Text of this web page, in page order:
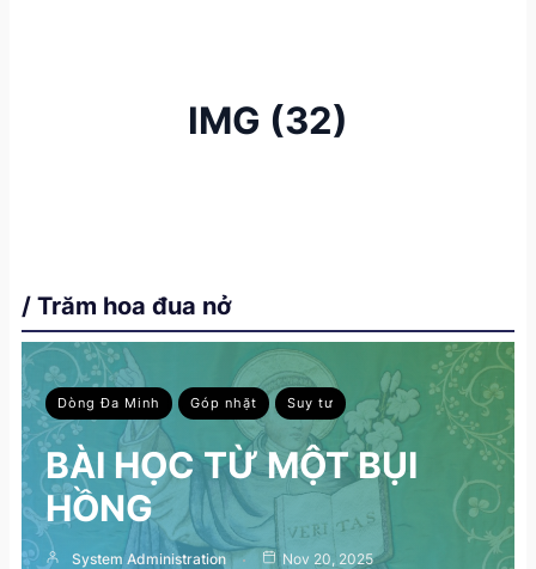
IMG (32)
/ Trăm hoa đua nở
Dòng Đa Minh Góp nhặt Suy tư
BÀI HỌC TỪ MỘT BỤI
HỒNG
System Administration
Nov 20, 2025